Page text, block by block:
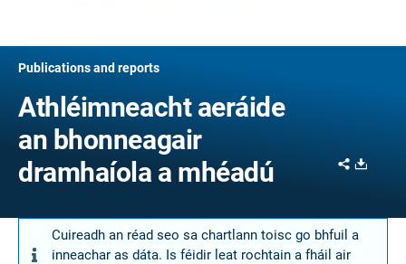
Publications and reports
Athléimneacht aeráide
an bhonneagair
dramhaíola a mhéadú
Share
Cuireadh an réad seo sa chartlann toisc go bhfuil a
inneachar as dáta. Is féidir leat rochtain a fháil air